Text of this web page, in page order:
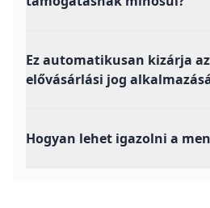
Ez automatikusan kizárja
elővásárlási jog
Hogyan lehet igazolni a